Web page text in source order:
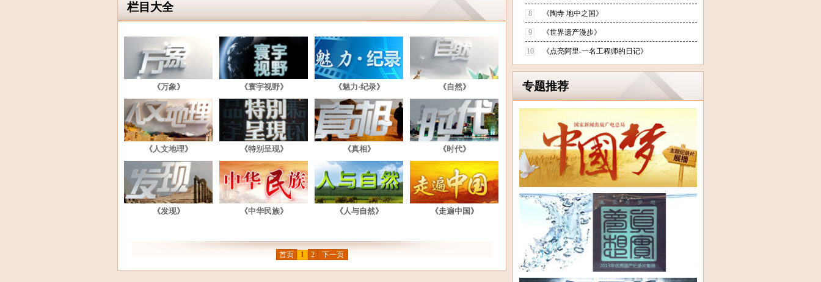
栏目大全
《万象》 《寰宇视野》 《魅力·纪录》 《自然》
《人文地理》 《特别呈现》 《真相》 《时代》
《发现》 《中华民族》 《人与自然》 《走遍中国》
首页 1 2 下一页
8 《陶寺 地中之国》
9 《世界遗产漫步》
10 《点亮阿里-一名工程师的日记》
专题推荐